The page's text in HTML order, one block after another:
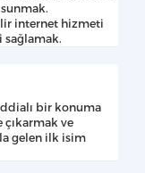
internet hizmeti
sağlamak.
bir konuma
çıkarmak ve
gelen ilk isim